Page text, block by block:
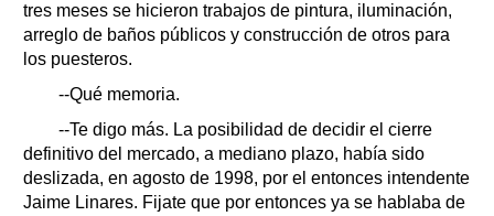
tres meses se hicieron trabajos de pintura, iluminación,
arreglo de baños públicos y construcción de otros para
los puesteros.
--Qué memoria.
--Te digo más. La posibilidad de decidir el cierre
definitivo del mercado, a mediano plazo, había sido
deslizada, en agosto de 1998, por el entonces intendente
Jaime Linares. Fijate que por entonces ya se hablaba de